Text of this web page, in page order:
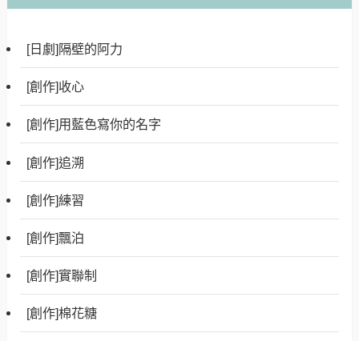
[日劇]隔壁的阿力
[創作]收心
[創作]用藍色寫你的名字
[創作]追溯
[創作]練習
[創作]飄泊
[創作]實聯制
[創作]棉花糖